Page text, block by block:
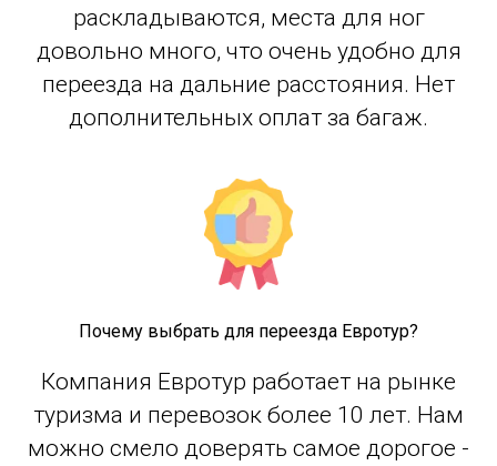
раскладываются, места для ног
довольно много, что очень удобно для
переезда на дальние расстояния. Нет
дополнительных оплат за багаж.
Почему выбрать для переезда Евротур?
Компания Евротур работает на рынке
туризма и перевозок более 10 лет. Нам
можно смело доверять самое дорогое -